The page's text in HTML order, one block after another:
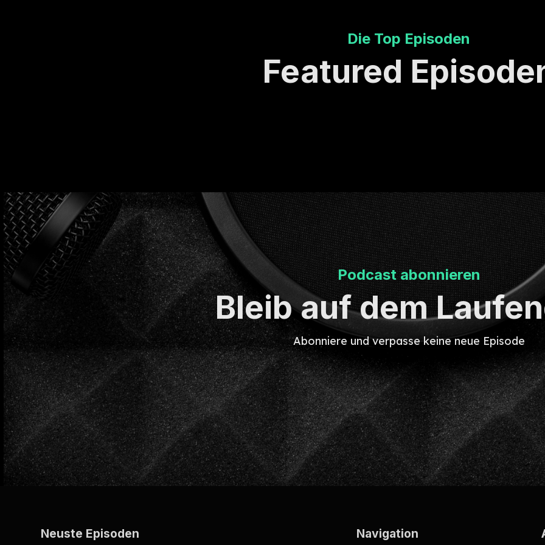
Die Top Episoden
Featured
Podcast abonnieren
Bleib auf dem
Abonniere und verpasse keine neue Episode
Neuste Episoden Navigation